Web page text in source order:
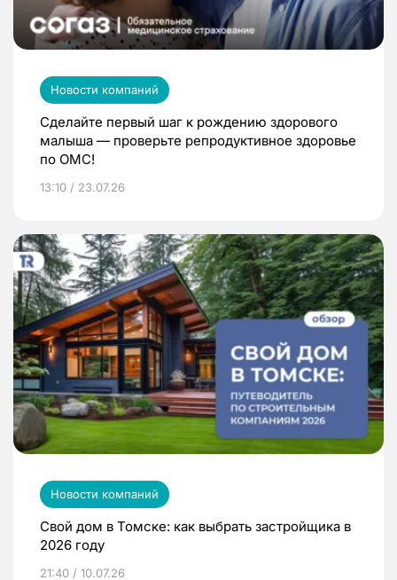
Новости компаний
Сделайте первый шаг к рождению здорового
малыша — проверьте репродуктивное здоровье
по ОМС!
13:10 / 23.07.26
Новости компаний
Свой дом в Томске: как выбрать застройщика в
2026 году
21:40 / 10.07.26